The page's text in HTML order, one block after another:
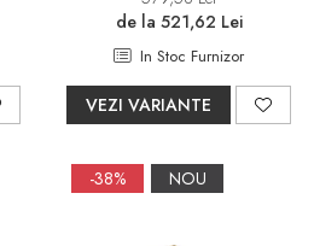
de la 521,62 Lei
In Stoc Furnizor
VEZI VARIANTE
-38% NOU